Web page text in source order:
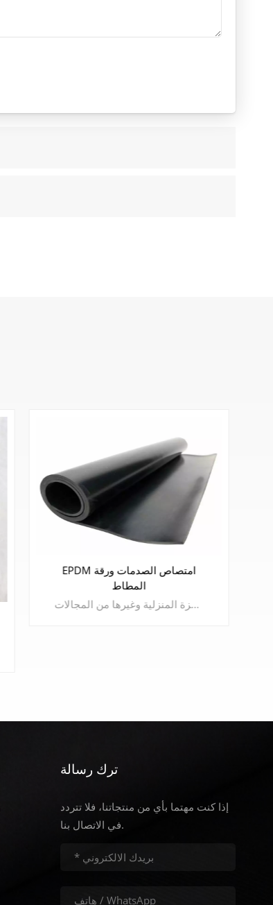
ترك رسالة
إذا كنت مهتما بأي من منتجاتنا، فلا تتردد
في الاتصال بنا.